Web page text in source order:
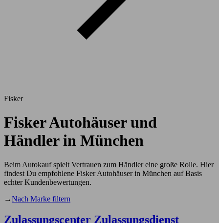
Fisker
Fisker Autohäuser und
Händler in München
Beim Autokauf spielt Vertrauen zum Händler eine große Rolle. Hier
findest Du empfohlene Fisker Autohäuser in München auf Basis
echter Kundenbewertungen.
→Nach Marke filtern
Zulassungscenter Zulassungsdienst